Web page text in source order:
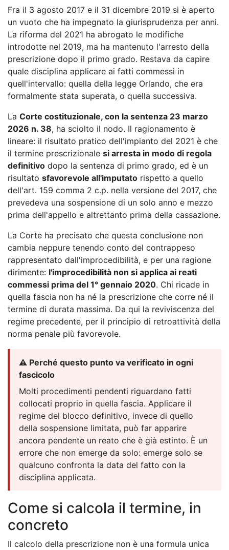
Fra il 3 agosto 2017 e il 31 dicembre 2019 si è aperto
un vuoto che ha impegnato la giurisprudenza per anni.
La riforma del 2021 ha abrogato le modifiche
introdotte nel 2019, ma ha mantenuto l'arresto della
prescrizione dopo il primo grado. Restava da capire
quale disciplina applicare ai fatti commessi in
quell'intervallo: quella della legge Orlando, che era
formalmente stata superata, o quella successiva.
La Corte costituzionale, con la sentenza 23 marzo
2026 n. 38, ha sciolto il nodo. Il ragionamento è
lineare: il risultato pratico dell'impianto del 2021 è che
il termine prescrizionale si arresta in modo di regola
definitivo dopo la sentenza di primo grado, ed è un
risultato sfavorevole all'imputato rispetto a quello
dell'art. 159 comma 2 c.p. nella versione del 2017, che
prevedeva una sospensione di un solo anno e mezzo
prima dell'appello e altrettanto prima della cassazione.
La Corte ha precisato che questa conclusione non
cambia neppure tenendo conto del contrappeso
rappresentato dall'improcedibilità, e per una ragione
dirimente: l'improcedibilità non si applica ai reati
commessi prima del 1° gennaio 2020. Chi ricade in
quella fascia non ha né la prescrizione che corre né il
termine di durata massima. Da qui la reviviscenza del
regime precedente, per il principio di retroattività della
norma penale più favorevole.
⚠️ Perché questo punto va verificato in ogni
fascicolo
Molti procedimenti pendenti riguardano fatti
collocati proprio in quella fascia. Applicare il
regime del blocco definitivo, invece di quello
della sospensione limitata, può far apparire
ancora pendente un reato che è già estinto. È un
errore che non emerge da solo: emerge solo se
qualcuno confronta la data del fatto con la
disciplina applicata.
Come si calcola il termine, in
concreto
Il calcolo della prescrizione non è una formula unica